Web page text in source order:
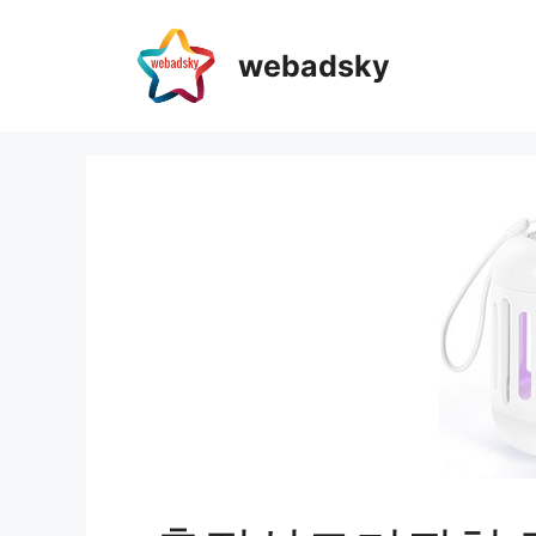
webadsky